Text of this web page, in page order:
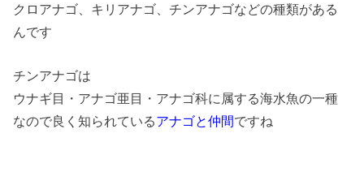
クロアナゴ、キリアナゴ、チンアナゴなどの種類がある
んです
チンアナゴは
ウナギ目・アナゴ亜目・アナゴ科に属する海水魚の一種
なので良く知られているアナゴと仲間ですね